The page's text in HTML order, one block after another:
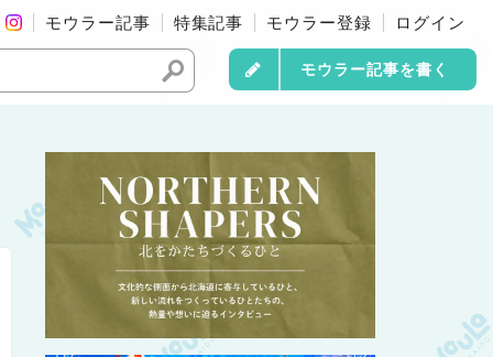
モウラー記事 特集記事 モウラー登録 ログイン
モウラー記事を書く